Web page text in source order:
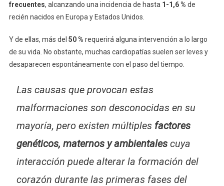
frecuentes, alcanzando una incidencia de hasta 1-1,6 % de
recién nacidos en Europa y Estados Unidos.
Y de ellas, más del 50 % requerirá alguna intervención a lo largo
de su vida. No obstante, muchas cardiopatías suelen ser leves y
desaparecen espontáneamente con el paso del tiempo.
Las causas que provocan estas
malformaciones son desconocidas en su
mayoría, pero existen múltiples factores
genéticos, maternos y ambientalescuya
interacción puede alterar la formación del
corazón durante las primeras fases del